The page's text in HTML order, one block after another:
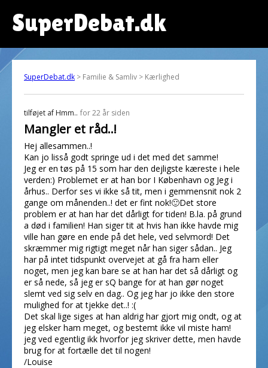
SuperDebat.dk
SuperDebat.dk > Familie & Samliv > Kærlighed
tilføjet af Hmm.. for 22 år siden
Mangler et råd..!
Hej allesammen..!
Kan jo lisså godt springe ud i det med det samme!
Jeg er en tøs på 15 som har den dejligste kæreste i hele
verden:) Problemet er at han bor I København og Jeg i
århus.. Derfor ses vi ikke så tit, men i gemmensnit nok 2
gange om månenden..! det er fint nok!🙂Det store
problem er at han har det dårligt for tiden! B.la. på grund
a død i familien! Han siger tit at hvis han ikke havde mig
ville han gøre en ende på det hele, ved selvmord! Det
skræmmer mig rigtigt meget når han siger sådan.. Jeg
har på intet tidspunkt overvejet at gå fra ham eller
noget, men jeg kan bare se at han har det så dårligt og
er så nede, så jeg er sQ bange for at han gør noget
slemt ved sig selv en dag.. Og jeg har jo ikke den store
mulighed for at tjekke det..! :(
Det skal lige siges at han aldrig har gjort mig ondt, og at
jeg elsker ham meget, og bestemt ikke vil miste ham!
jeg ved egentlig ikk hvorfor jeg skriver dette, men havde
brug for at fortælle det til nogen!
/Louise